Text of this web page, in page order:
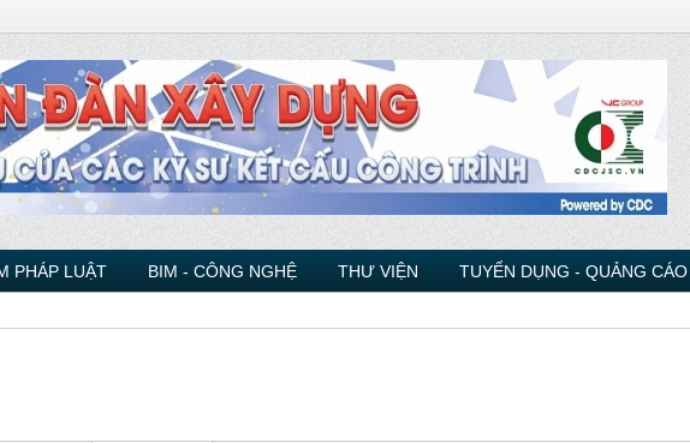
PHÁP LUẬT BIM - CÔNG NGHỆ THƯ VIỆN TUYỂN DỤNG - QUẢNG CÁO